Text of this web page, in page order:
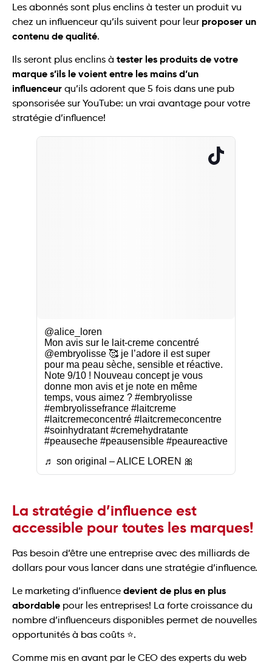
Les abonnés sont plus enclins à tester un produit vu
chez un influenceur qu’ils suivent pour leur proposer un
contenu de qualité.
Ils seront plus enclins à tester les produits de votre
marque s’ils le voient entre les mains d’un
influenceur qu’ils adorent que 5 fois dans une pub
sponsorisée sur YouTube: un vrai avantage pour votre
stratégie d’influence!
@alice_loren
Mon avis sur le lait-creme concentré
@embryolisse 🥰 je l’adore il est super
pour ma peau sèche, sensible et réactive.
Note 9/10 ! Nouveau concept je vous
donne mon avis et je note en même
temps, vous aimez ? #embryolisse
#embryolissefrance #laitcreme
#laitcremeconcentré #laitcremeconcentre
#soinhydratant #cremehydratante
#peauseche #peausensible #peaureactive
♬ son original – ALICE LOREN 🎀
La stratégie d’influence est
accessible pour toutes les marques!
Pas besoin d’être une entreprise avec des milliards de
dollars pour vous lancer dans une stratégie d’influence.
Le marketing d’influence devient de plus en plus
abordable pour les entreprises! La forte croissance du
nombre d’influenceurs disponibles permet de nouvelles
opportunités à bas coûts ⭐.
Comme mis en avant par le CEO des experts du web